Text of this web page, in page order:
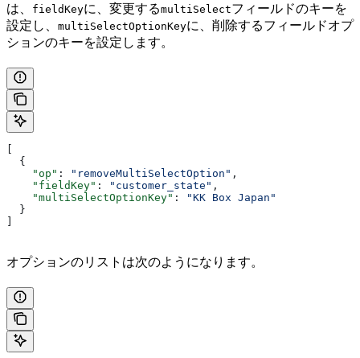
は、
fieldKeyに、変更するmultiSelectフィールドのキーを
設定し、 multiSelectOptionKeyに、削除するフィールドオプ
ションのキーを設定します。
  {
    "op"
: "removeMultiSelectOption" ,
    "fieldKey"
: "customer_state" ,
    "multiSelectOptionKey"
:
"KK Box Japan"
  }
オプションのリストは次のようになります。